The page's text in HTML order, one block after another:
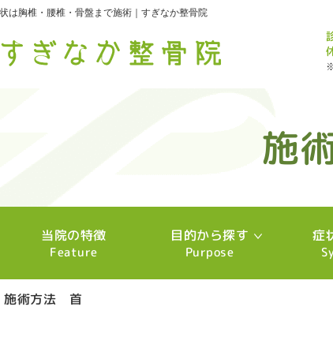
は胸椎・腰椎・骨盤まで施術｜すぎなか整骨院
施
施
施
施
施
施
施
施
施
施
施
施
施
施
施
施
施
施
施
施
施
施
施
施
施
施
施
施
施
施
施
施
施
施
施
施
施
施
施
施
施
施
施
施
施
施
施
施
施
施
施
施
施
施
施
施
施
施
施
施
施
施
施
施
施
施
施
施
施
施
施
施
施
施
施
施
施
施
施
施
施
施
施
施
施
施
施
施
施
施
施
施
施
施
施
施
施
施
当院の特徴
Feature
目的から探す
Purpose
症
施術方法 首